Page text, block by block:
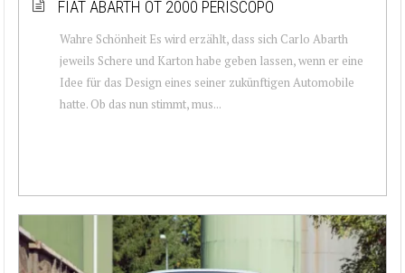
FIAT ABARTH OT 2000 PERISCOPO
Wahre Schönheit Es wird erzählt, dass sich Carlo Abarth
jeweils Schere und Karton habe geben lassen, wenn er eine
Idee für das Design eines seiner zukünftigen Automobile
hatte. Ob das nun stimmt, mus...